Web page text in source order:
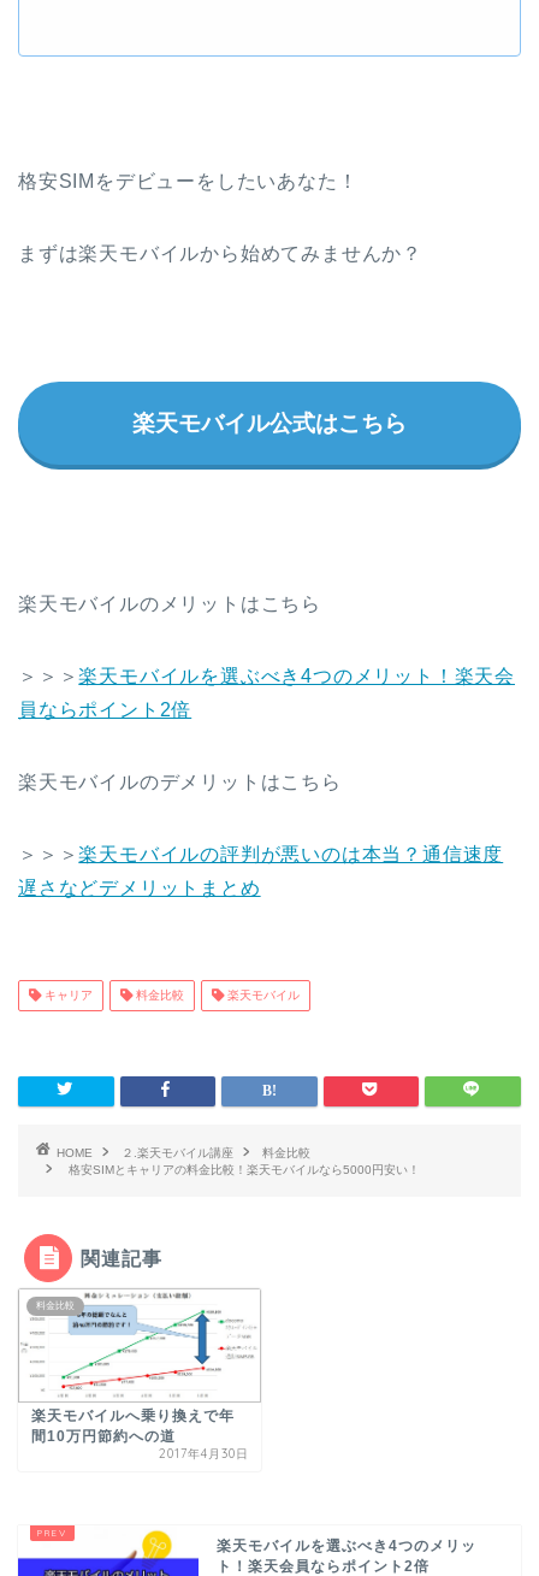
格安SIMをデビューをしたいあなた！
まずは楽天モバイルから始めてみませんか？
楽天モバイル公式はこちら
楽天モバイルのメリットはこちら
＞＞＞楽天モバイルを選ぶべき4つのメリット！楽天会
員ならポイント2倍
楽天モバイルのデメリットはこちら
＞＞＞楽天モバイルの評判が悪いのは本当？通信速度
遅さなどデメリットまとめ
キャリア 料金比較 楽天モバイル
HOME ２.楽天モバイル講座
料金比較
格安SIMとキャリアの料金比較！楽天モバイルなら5000円安い！
関連記事
料金比較
楽天モバイルへ乗り換えで年
間10万円節約への道
2017年4月30日
楽天モバイルを選ぶべき4つのメリッ
ト！楽天会員ならポイント2倍